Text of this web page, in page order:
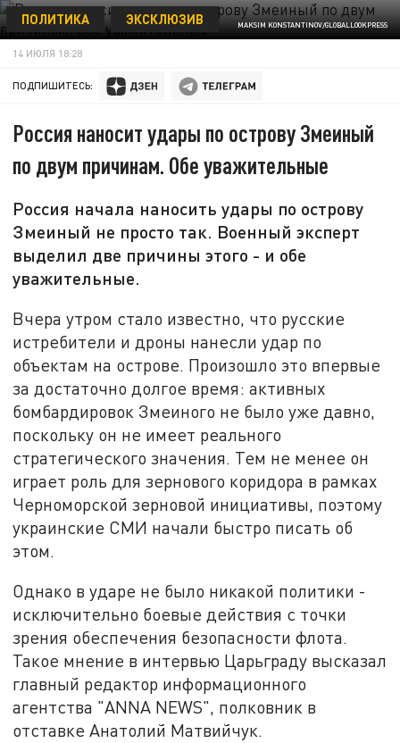
MAKSIM KONSTANTINOV/GLOBALLOOKPRESS
ПОЛИТИКА ЭКСКЛЮЗИВ
14 ИЮЛЯ 18:28
ПОДПИШИТЕСЬ:
Россия наносит удары по острову Змеиный
по двум причинам. Обе уважительные
Россия начала наносить удары по острову
Змеиный не просто так. Военный эксперт
выделил две причины этого - и обе
уважительные.
Вчера утром стало известно, что русские
истребители и дроны нанесли удар по
объектам на острове. Произошло это впервые
за достаточно долгое время: активных
бомбардировок Змеиного не было уже давно,
поскольку он не имеет реального
стратегического значения. Тем не менее он
играет роль для зернового коридора в рамках
Черноморской зерновой инициативы, поэтому
украинские СМИ начали быстро писать об
этом.
Однако в ударе не было никакой политики -
исключительно боевые действия с точки
зрения обеспечения безопасности флота.
Такое мнение в интервью Царьграду высказал
главный редактор информационного
агентства "ANNA NEWS", полковник в
отставке Анатолий Матвийчук.